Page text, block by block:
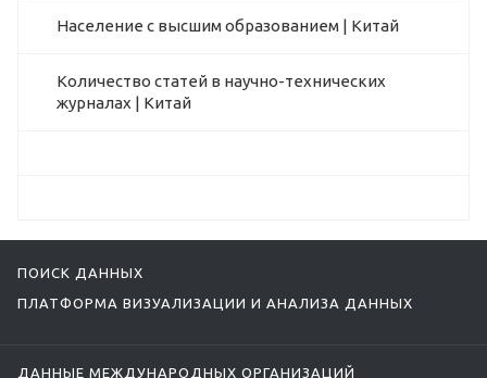
Население с высшим образованием | Китай
Количество статей в научно-технических
журналах | Китай
ПОИСК ДАННЫХ
ПЛАТФОРМА ВИЗУАЛИЗАЦИИ И АНАЛИЗА ДАННЫХ
ДАННЫЕ МЕЖДУНАРОДНЫХ ОРГАНИЗАЦИЙ